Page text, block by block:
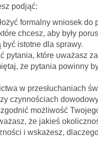
podjąć:
formalny wniosek do
chcesz, aby były
istotne dla sprawy.
pytania, które uważasz
że pytania powinny
w przesłuchaniach
czynnościach
możliwość
że jakieś
i wskażesz,